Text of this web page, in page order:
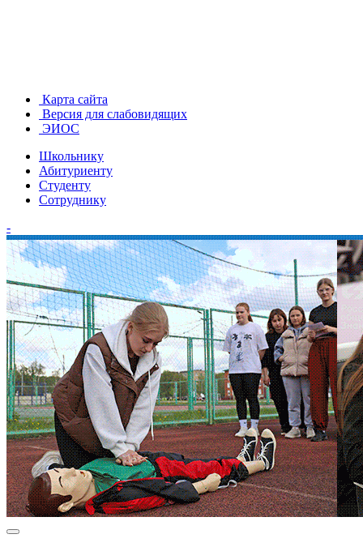
Карта сайта
Версия для слабовидящих
ЭИОС
Школьнику
Абитуриенту
Студенту
Сотруднику
-